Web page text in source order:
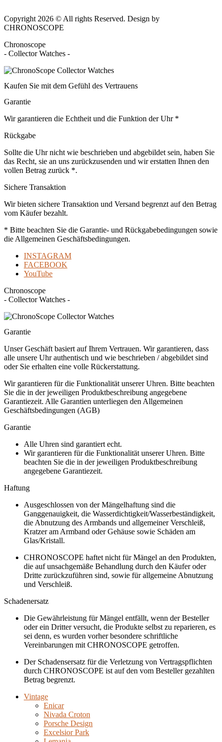
Copyright 2026 © All rights Reserved. Design by
CHRONOSCOPE
Chronoscope
- Collector Watches -
Kaufen Sie mit dem Gefühl des Vertrauens
Garantie
Wir garantieren die Echtheit und die Funktion der Uhr *
Rückgabe
Sollte die Uhr nicht wie beschrieben und abgebildet sein, haben Sie
das Recht, sie an uns zurückzusenden und wir erstatten Ihnen den
vollen Betrag zurück *.
Sichere Transaktion
Wir bieten sichere Transaktion und Versand begrenzt auf den Betrag
vom Käufer bezahlt.
* Bitte beachten Sie die Garantie- und Rückgabebedingungen sowie
die Allgemeinen Geschäftsbedingungen.
INSTAGRAM
FACEBOOK
YouTube
Chronoscope
- Collector Watches -
Garantie
Unser Geschäft basiert auf Ihrem Vertrauen. Wir garantieren, dass
alle unsere Uhr authentisch und wie beschrieben / abgebildet sind
oder Sie erhalten eine volle Rückerstattung.
Wir garantieren für die Funktionalität unserer Uhren. Bitte beachten
Sie die in der jeweiligen Produktbeschreibung angegebene
Garantiezeit. Alle Garantien unterliegen den Allgemeinen
Geschäftsbedingungen (AGB)
Garantie
Alle Uhren sind garantiert echt.
Wir garantieren für die Funktionalität unserer Uhren. Bitte
beachten Sie die in der jeweiligen Produktbeschreibung
angegebene Garantiezeit.
Haftung
Ausgeschlossen von der Mängelhaftung sind die
Ganggenauigkeit, die Wasserdichtigkeit/Wasserbeständigkeit,
die Abnutzung des Armbands und allgemeiner Verschleiß,
Kratzer am Armband oder Gehäuse sowie Schäden am
Glas/Kristall.
CHRONOSCOPE haftet nicht für Mängel an den Produkten,
die auf unsachgemäße Behandlung durch den Käufer oder
Dritte zurückzuführen sind, sowie für allgemeine Abnutzung
und Verschleiß.
Schadenersatz
Die Gewährleistung für Mängel entfällt, wenn der Besteller
oder ein Dritter versucht, die Produkte selbst zu reparieren, es
sei denn, es wurden vorher besondere schriftliche
Vereinbarungen mit CHRONOSCOPE getroffen.
Der Schadensersatz für die Verletzung von Vertragspflichten
durch CHRONOSCOPE ist auf den vom Besteller gezahlten
Betrag begrenzt.
Vintage
Enicar
Nivada Croton
Porsche Design
Excelsior Park